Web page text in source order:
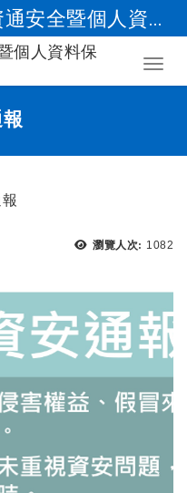
國立虎尾科技大學資通安全暨個人資料保護專區
容
個人資料保
瀏覽人次: 瀏覽
1082